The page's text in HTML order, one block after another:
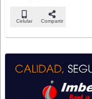
Celular Compartir